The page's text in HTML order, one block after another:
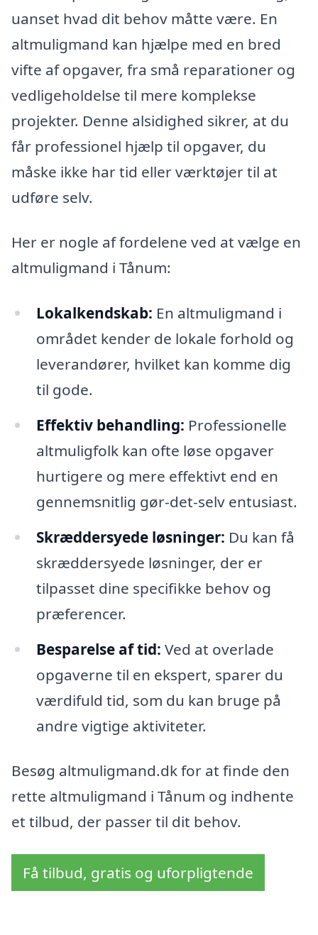
uanset hvad dit behov måtte være. En
altmuligmand kan hjælpe med en bred
vifte af opgaver, fra små reparationer og
vedligeholdelse til mere komplekse
projekter. Denne alsidighed sikrer, at du
får professionel hjælp til opgaver, du
måske ikke har tid eller værktøjer til at
udføre selv.
Her er nogle af fordelene ved at vælge en
altmuligmand i Tånum:
Lokalkendskab: En altmuligmand i
området kender de lokale forhold og
leverandører, hvilket kan komme dig
til gode.
Effektiv behandling: Professionelle
altmuligfolk kan ofte løse opgaver
hurtigere og mere effektivt end en
gennemsnitlig gør-det-selv entusiast.
Skræddersyede løsninger: Du kan få
skræddersyede løsninger, der er
tilpasset dine specifikke behov og
præferencer.
Besparelse af tid: Ved at overlade
opgaverne til en ekspert, sparer du
værdifuld tid, som du kan bruge på
andre vigtige aktiviteter.
Besøg altmuligmand.dk for at finde den
rette altmuligmand i Tånum og indhente
et tilbud, der passer til dit behov.
Få tilbud, gratis og uforpligtende